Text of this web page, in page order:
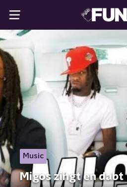
Music
Migos zingt en dabt